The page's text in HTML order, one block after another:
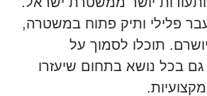
פלילי ותיק פתוח במשטרה,
תוכלו לסמוך על
גם בכל נושא בתחום שיעזרו